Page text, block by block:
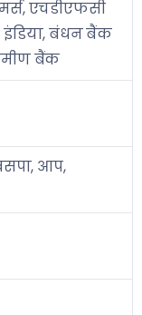
एचडीएफसी
बंधन बैंक
बैंक
आप,